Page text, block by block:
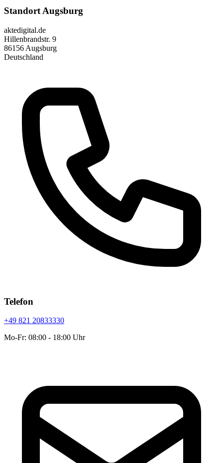
Standort Augsburg
aktedigital.de
Hillenbrandstr. 9
86156 Augsburg
Deutschland
Telefon
+49 821 20833330
Mo-Fr: 08:00 - 18:00 Uhr